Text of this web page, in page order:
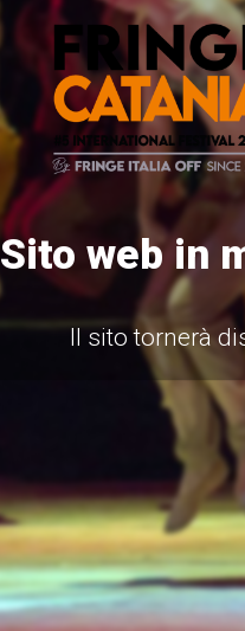
Sito web in
Il sito tornerà